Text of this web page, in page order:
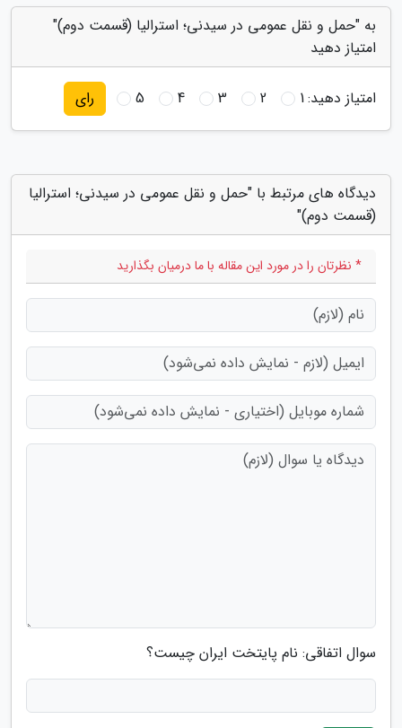
به "حمل و نقل عمومی در سیدنی؛ استرالیا (قسمت دوم)"
امتیاز دهید
امتیاز دهید:1
2
3
4
5 رای
دیدگاه های مرتبط با "حمل و نقل عمومی در سیدنی؛ استرالیا
(قسمت دوم)"
* نظرتان را در مورد این مقاله با ما درمیان بگذارید
سوال اتفاقی: نام پایتخت ایران چیست؟